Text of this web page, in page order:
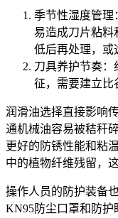
季节性湿度管理
易造成刀片粘料
低后再处理，或
刀具养护节奏：
征，需要建立比
润滑油选择直接影响
通机械油容易被秸秆
更好的防锈性能和粘
中的植物纤维残留，
操作人员的防护装备
KN95防尘口罩和 防护